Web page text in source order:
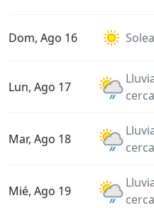
Dom, Ago 16
Lun, Ago 17
Mar, Ago 18
Mié, Ago 19